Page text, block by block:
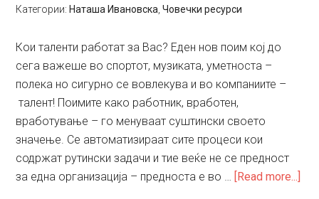
Категории: Наташа Ивановска ,Човечки ресурси
Кои таленти работат за Вас? Еден нов поим кој до
сега важеше во спортот, музиката, уметноста –
полека но сигурно се вовлекува и во компаниите –
талент! Поимите како работник, вработен,
вработување – го менуваат суштински своето
значење. Се автоматизираат сите процеси кои
содржат рутински задачи и тие веќе не се предност
за една организација – предноста е во … [Read more...]